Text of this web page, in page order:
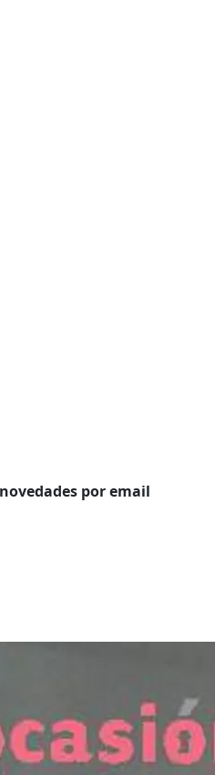
por email